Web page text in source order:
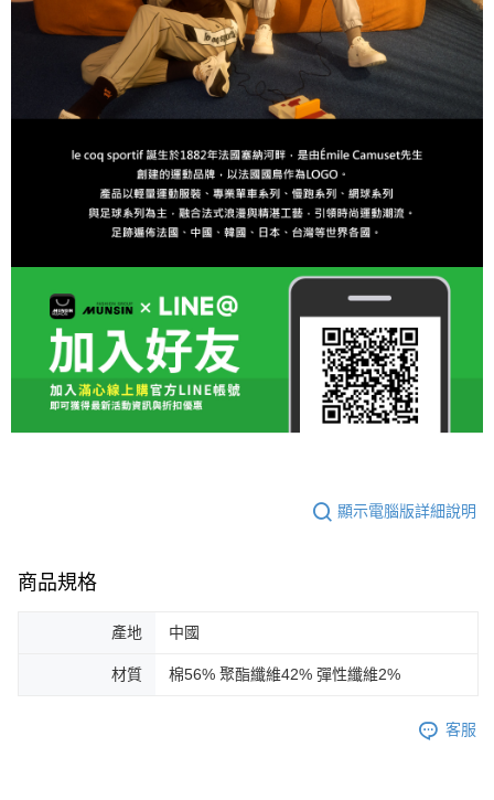
顯示電腦版詳細說明
商品規格
產地 中國
材質 棉56% 聚酯纖維42% 彈性纖維2%
客服